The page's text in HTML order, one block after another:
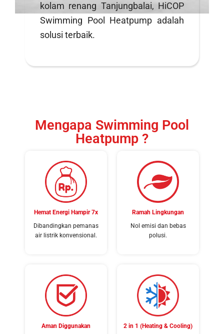
kolam renang Tanjungbalai, HiCOP
Swimming Pool Heatpump adalah
solusi terbaik.
Mengapa Swimming Pool
Heatpump ?
Hemat Energi Hampir 7x
Dibandingkan pemanas
air listrik konvensional.
Ramah Lingkungan
Nol emisi dan bebas
polusi.
Aman Diggunakan
2 in 1 (Heating & Cooling)